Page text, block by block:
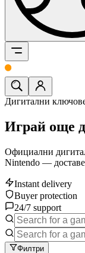
Дигитални
Играй още
Официални
Nintendo —
Instant delivery
Buyer protection
24/7 support
Филтри